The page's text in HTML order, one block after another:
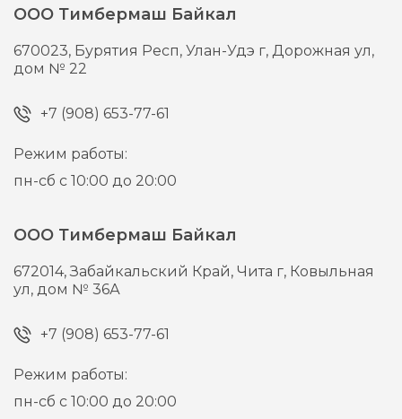
ООО Тимбермаш Байкал
670023, Бурятия Респ, Улан-Удэ г,Дорожная ул,
дом № 22
+7 (908) 653-77-61
Режим работы:
пн-сб с 10:00 до 20:00
ООО Тимбермаш Байкал
672014,Забайкальский Край, Чита г, Ковыльная
ул, дом № 36А
+7 (908) 653-77-61
Режим работы:
пн-сб с 10:00 до 20:00